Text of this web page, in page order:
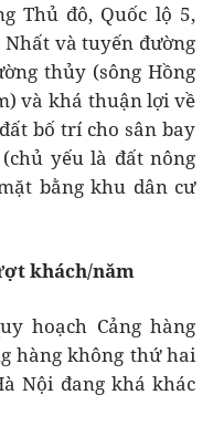
Thủ đô, Quốc lộ 5,
Nhất và tuyến đường
thủy (sông Hồng
và khá thuận lợi về
bố trí cho sân bay
yếu là đất nông
bằng khu dân cư
khách/năm
hoạch Cảng hàng
hàng không thứ hai
Nội đang khá khác